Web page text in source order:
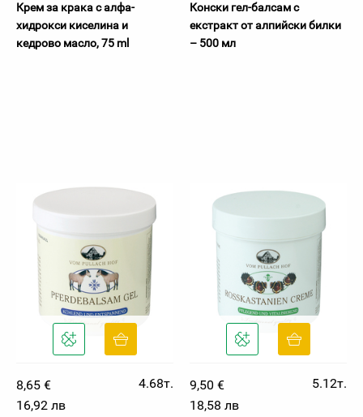
Крем за крака с алфа-
хидрокси киселина и
кедрово масло, 75 ml
Конски гел-балсам с
екстракт от алпийски билки
– 500 мл
8,65 €
4.68т.
16,92 лв
9,50 €
5.12т.
18,58 лв